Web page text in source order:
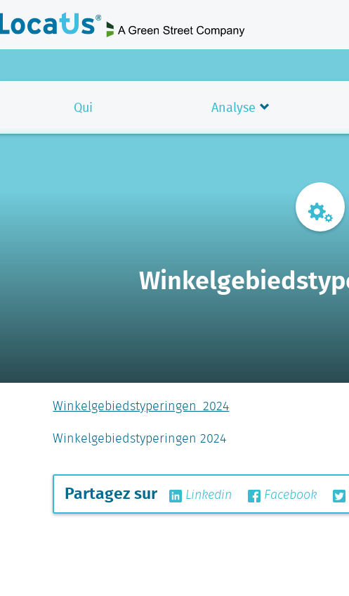
Qui Analyse
Winkelgebiedstyperingen_2024
Winkelgebiedstyperingen 2024
Partagez sur Linkedin Facebook